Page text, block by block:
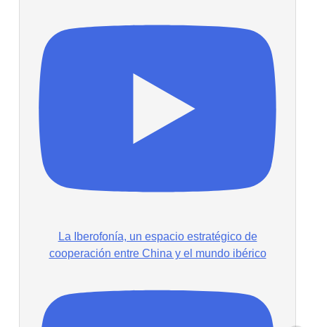
La Iberofonía, un espacio estratégico de
cooperación entre China y el mundo ibérico